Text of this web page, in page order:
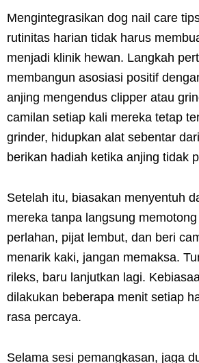
Mengintegrasikan dog nail care
rutinitas harian tidak harus
menjadi klinik hewan. Langkah
membangun asosiasi positif
anjing mengendus clipper atau
camilan setiap kali mereka tetap
grinder, hidupkan alat sebentar
berikan hadiah ketika anjing tidak
Setelah itu, biasakan menyentuh
mereka tanpa langsung
perlahan, pijat lembut, dan beri
menarik kaki, jangan memaksa.
rileks, baru lanjutkan lagi.
dilakukan beberapa menit setiap
rasa percaya.
Selama sesi pemangkasan, jaga